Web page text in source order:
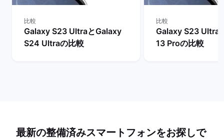
比較
Galaxy S23 UltraとGalaxy
S24 Ultraの比較
比較
Galaxy S23 Ultra
13 Proの比較
最新の整備済みスマートフォンをお探しで